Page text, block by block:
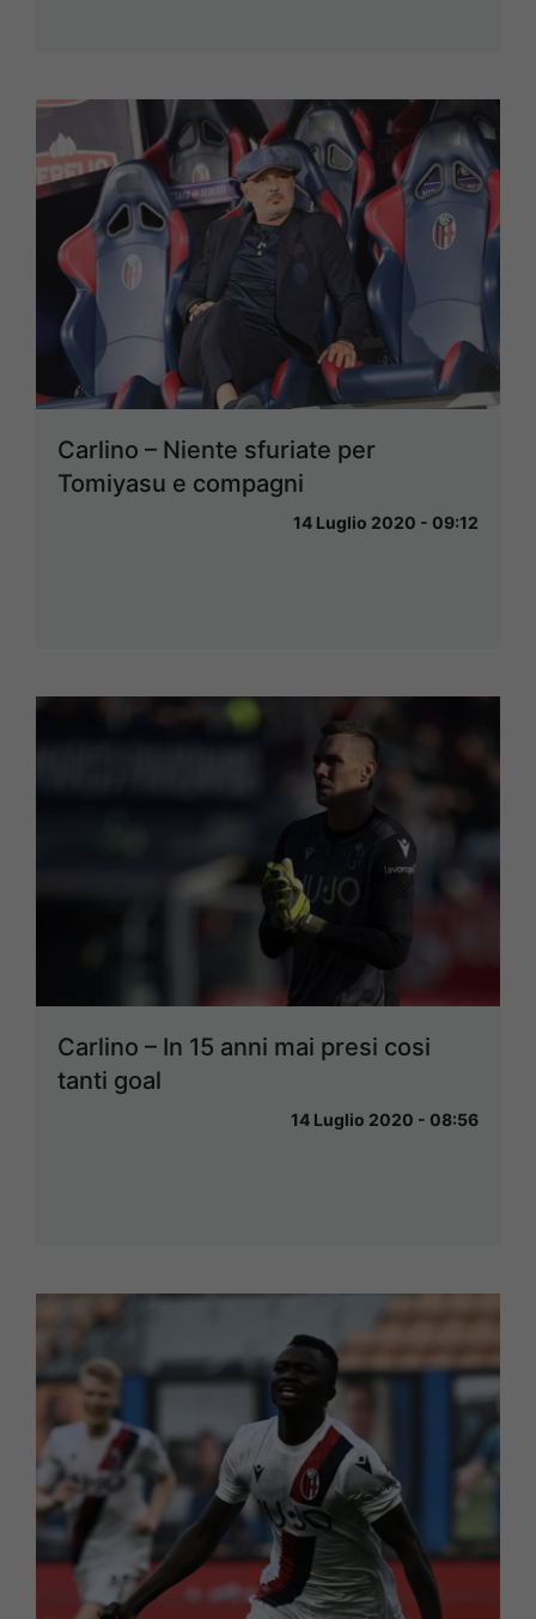
Carlino – Niente sfuriate per
Tomiyasu e compagni
14 Luglio 2020 - 09:12
Carlino – In 15 anni mai presi cosi
tanti goal
14 Luglio 2020 - 08:56